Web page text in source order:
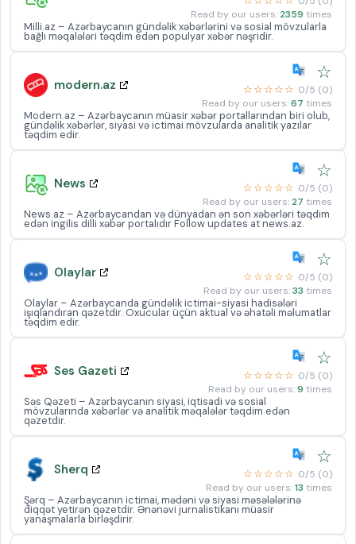
Read by our users: 2359 times
Milli.az – Azərbaycanın gündəlik xəbərlərini və sosial mövzularla
bağlı məqalələri təqdim edən populyar xəbər nəşridir.
modern.az
☆
☆☆☆☆☆ 0/5 (0)
Read by our users:67 times
Modern.az – Azərbaycanın müasir xəbər portallarından biri olub,
gündəlik xəbərlər, siyasi və ictimai mövzularda analitik yazılar
təqdim edir.
News
☆
☆☆☆☆☆ 0/5 (0)
Read by our users: 27 times
News.az – Azərbaycandan və dünyadan ən son xəbərləri təqdim
edən ingilis dilli xəbər portalıdır Follow updates at news.az.
Olaylar
☆
☆☆☆☆☆ 0/5 (0)
Read by our users:33 times
Olaylar – Azərbaycanda gündəlik ictimai-siyasi hadisələri
işıqlandıran qəzetdir. Oxucular üçün aktual və əhatəli məlumatlar
təqdim edir.
Ses Gazeti
☆
☆☆☆☆☆ 0/5 (0)
Read by our users:9 times
Səs Qəzeti – Azərbaycanın siyasi, iqtisadi və sosial
mövzularında xəbərlər və analitik məqalələr təqdim edən
qəzetdir.
Sherq
☆
☆☆☆☆☆ 0/5 (0)
Read by our users:13 times
Şərq – Azərbaycanın ictimai, mədəni və siyasi məsələlərinə
diqqət yetirən qəzetdir. Ənənəvi jurnalistikanı müasir
yanaşmalarla birləşdirir.